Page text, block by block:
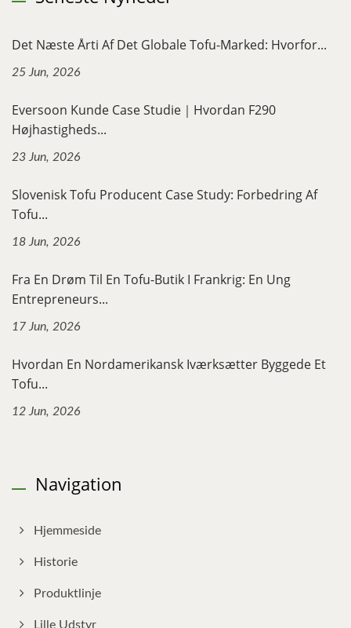
Det Næste Årti Af Det Globale Tofu-Marked: Hvorfor...
25 Jun, 2026
Eversoon Kunde Case Studie｜Hvordan F290
Højhastigheds...
23 Jun, 2026
Slovenisk Tofu Producent Case Study: Forbedring Af
Tofu...
18 Jun, 2026
Fra En Drøm Til En Tofu-Butik I Frankrig: En Ung
Entrepreneurs...
17 Jun, 2026
Hvordan En Nordamerikansk Iværksætter Byggede Et
Tofu...
12 Jun, 2026
Navigation
Hjemmeside
Historie
Produktlinje
Lille Udstyr